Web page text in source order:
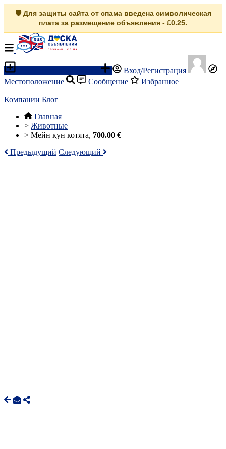
🛡️ Для защиты сайта от спама введена символическая
плата за размещение объявления - £0.25.
Вход/Регистрация
Местоположение
Сообщение Избранное
Компании Блог
Главная
> Животные
> Мейн кун котята, 700.00 €
Предыдущий Следующий